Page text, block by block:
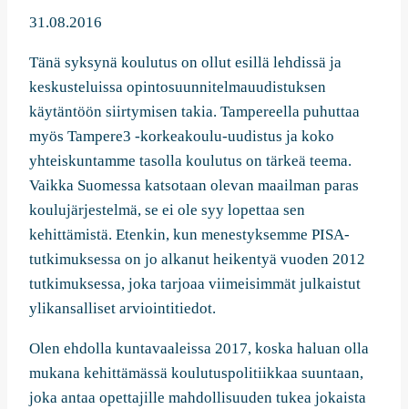
31.08.2016
Tänä syksynä koulutus on ollut esillä lehdissä ja
keskusteluissa opintosuunnitelmauudistuksen
käytäntöön siirtymisen takia. Tampereella puhuttaa
myös Tampere3 -korkeakoulu-uudistus ja koko
yhteiskuntamme tasolla koulutus on tärkeä teema.
Vaikka Suomessa katsotaan olevan maailman paras
koulujärjestelmä, se ei ole syy lopettaa sen
kehittämistä. Etenkin, kun menestyksemme PISA-
tutkimuksessa on jo alkanut heikentyä vuoden 2012
tutkimuksessa, joka tarjoaa viimeisimmät julkaistut
ylikansalliset arviointitiedot.
Olen ehdolla kuntavaaleissa 2017, koska haluan olla
mukana kehittämässä koulutuspolitiikkaa suuntaan,
joka antaa opettajille mahdollisuuden tukea jokaista